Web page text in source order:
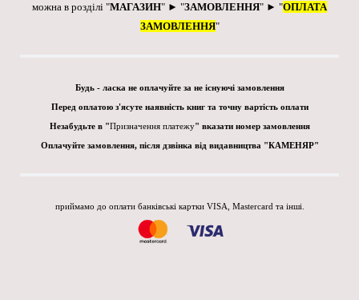
можна в розділі "МАГАЗИН" ► "ЗАМОВЛЕННЯ" ► "ОПЛАТА
ЗАМОВЛЕННЯ"
Будь - ласка не оплачуйте за не існуючі замовлення
Перед оплатою з'ясуте наявність книг та точну вартість оплати
Незабудьте в "Призначення платежу" вказати номер замовлення
Оплачуйте замовлення, після дзвінка від видавництва "КАМЕНЯР"
приймамо до оплати банківські картки VISA, Mastercard та інші.